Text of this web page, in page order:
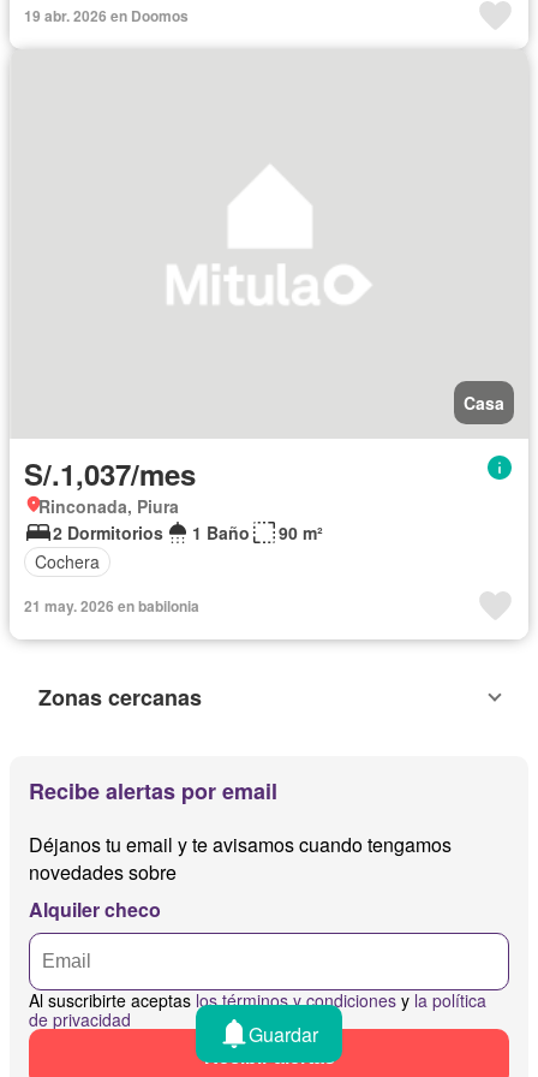
19 abr. 2026 en Doomos
Casa
S/.1,037/mes
Rinconada, Piura
2 Dormitorios
1 Baño
90 m²
Cochera
21 may. 2026 en babilonia
Zonas cercanas
Recibe alertas por email
Déjanos tu email y te avisamos cuando tengamos
novedades sobre
Alquiler checo
Al suscribirte aceptas los términos y condiciones y la política
de privacidad
Recibir alertas
Guardar